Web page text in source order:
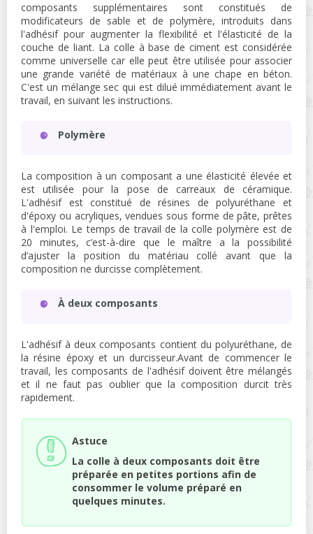
composants supplémentaires sont constitués de
modificateurs de sable et de polymère, introduits dans
l'adhésif pour augmenter la flexibilité et l'élasticité de la
couche de liant. La colle à base de ciment est considérée
comme universelle car elle peut être utilisée pour associer
une grande variété de matériaux à une chape en béton.
C'est un mélange sec qui est dilué immédiatement avant le
travail, en suivant les instructions.
Polymère
La composition à un composant a une élasticité élevée et
est utilisée pour la pose de carreaux de céramique.
L'adhésif est constitué de résines de polyuréthane et
d'époxy ou acryliques, vendues sous forme de pâte, prêtes
à l'emploi. Le temps de travail de la colle polymère est de
20 minutes, c’est-à-dire que le maître a la possibilité
d’ajuster la position du matériau collé avant que la
composition ne durcisse complètement.
À deux composants
L'adhésif à deux composants contient du polyuréthane, de
la résine époxy et un durcisseur.Avant de commencer le
travail, les composants de l'adhésif doivent être mélangés
et il ne faut pas oublier que la composition durcit très
rapidement.
Astuce
La colle à deux composants doit être
préparée en petites portions afin de
consommer le volume préparé en
quelques minutes.